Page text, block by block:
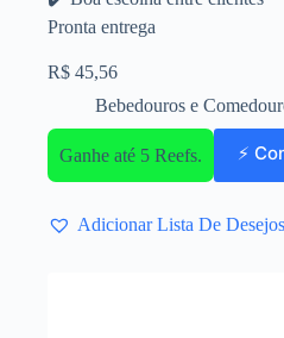
Pronta entrega
R$ 45,56
Bebedouros e
Ganhe até 5 Reefs. ⚡
Adicionar Lista De Desejos